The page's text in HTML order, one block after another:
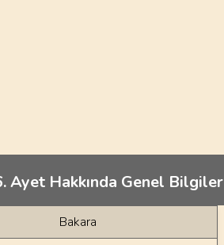
Ayet Hakkında Genel Bilgiler
Bakara